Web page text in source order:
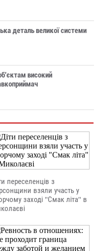
деталь великої системи
високий
переселенців з
взяли участь у
заході "Смак літа" в